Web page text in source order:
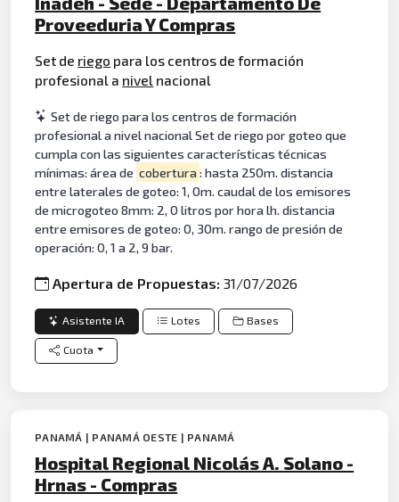
Proveeduria Y Compras
Set de riego para los centros de formación
profesional a nivel nacional
Set de riego para los centros de formación
profesional a nivel nacional Set de riego por goteo que
cumpla con las siguientes características técnicas
mínimas: área de cobertura: hasta 250m. distancia
entre laterales de goteo: 1, 0m. caudal de los emisores
de microgoteo 8mm: 2, 0 litros por hora lh. distancia
entre emisores de goteo: 0, 30m. rango de presión de
operación: 0, 1 a 2, 9 bar.
Apertura de Propuestas:31/07/2026
Asistente IA Lotes Bases
Cuota
PANAMÁ | PANAMÁ OESTE | PANAMÁ
Hospital Regional Nicolás A. Solano -
Hrnas - Compras